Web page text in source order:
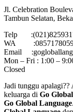
Jl. Celebration
Tambun Selatan,
Telp
WA
Email
Mon – Fri : 1:00 –
Closed
Jadi tunggu apalagi??
keluarga di Go
Go Global Language